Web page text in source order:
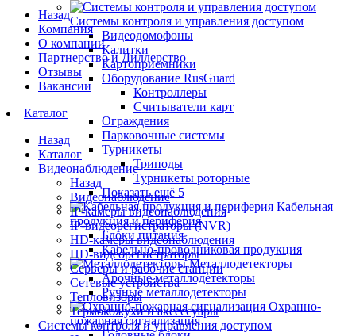
Системы контроля и управления доступом
Видеодомофоны
Калитки
Картоприемники
Оборудование RusGuard
Контроллеры
Считыватели карт
Ограждения
Парковочные системы
Турникеты
Триподы
Турникеты роторные
Показать ещё 5
Кабельная
продукция и периферия
Блоки питания
Кабельно-проводниковая продукция
Металлодетекторы
Арочные металлодетекторы
Ручные металлодетекторы
Охранно-
пожарная сигнализация
Назад
Компания
О компании
Партнерство и Диллерство
Отзывы
Вакансии
Каталог
Назад
Каталог
Видеонаблюдение
Назад
Видеонаблюдение
IP-камеры видеонаблюдения
IP-видеорегистраторы (NVR)
HD-камеры видеонаблюдения
HD-видеорегистраторы
Серверы и рабочие станции
Сетевые устройства
Тепловизоры
Термокожухи и аксессуары
Системы контроля и управления доступом